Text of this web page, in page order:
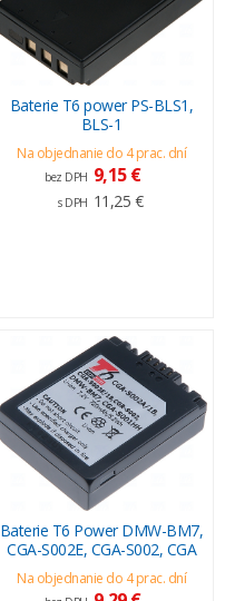
Baterie T6 power PS-BLS1,
BLS-1
Na objednanie do 4 prac. dní
bez DPH 9,15 €
s DPH 11,25 €
Baterie T6 Power DMW-BM7,
CGA-S002E, CGA-S002, CGA
Na objednanie do 4 prac. dní